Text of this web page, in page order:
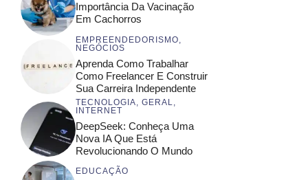
Importância Da Vacinação
Em Cachorros
EMPREENDEDORISMO
NEGÓCIOS
Aprenda Como Trabalhar
Como Freelancer E Construir
Sua Carreira Independente
TECNOLOGIA GERAL
INTERNET
DeepSeek: Conheça Uma
Nova IA Que Está
Revolucionando O Mundo
EDUCAÇÃO